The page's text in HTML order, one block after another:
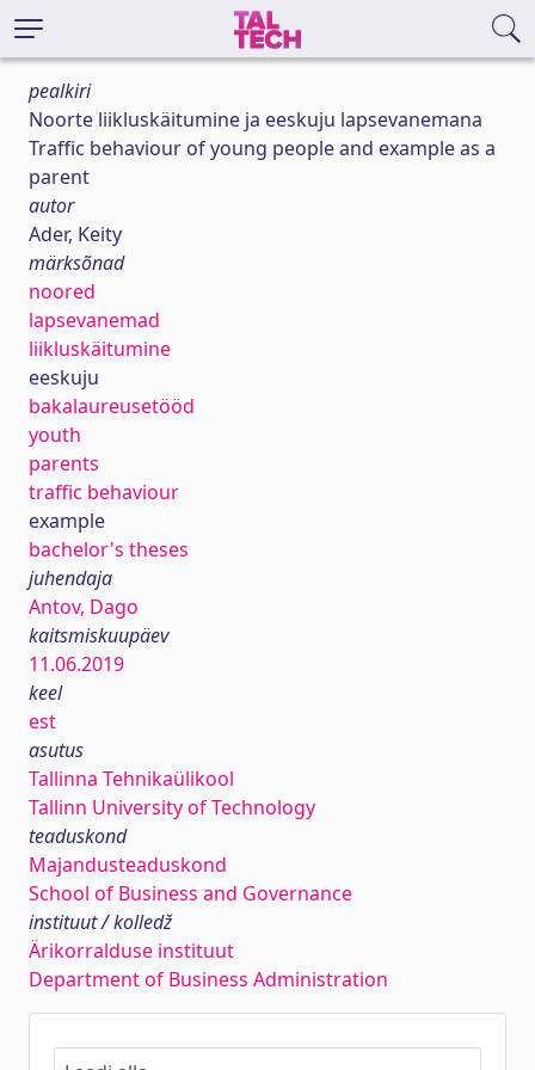
pealkiri
Noorte liikluskäitumine ja eeskuju lapsevanemana
Traffic behaviour of young people and example as a
parent
autor
Ader, Keity
märksõnad
noored
lapsevanemad
liikluskäitumine
eeskuju
bakalaureusetööd
youth
parents
traffic behaviour
example
bachelor's theses
juhendaja
Antov, Dago
kaitsmiskuupäev
11.06.2019
keel
est
asutus
Tallinna Tehnikaülikool
Tallinn University of Technology
teaduskond
Majandusteaduskond
School of Business and Governance
instituut / kolledž
Ärikorralduse instituut
Department of Business Administration